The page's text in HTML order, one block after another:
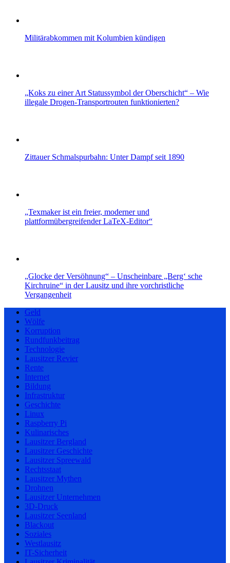
Militärabkommen mit Kolumbien kündigen
„Koks zu einer Art Statussymbol der Oberschicht“ – Wie
illegale Drogen-Transportrouten funktionierten?
Zittauer Schmalspurbahn: Unter Dampf seit 1890
„Texmaker ist ein freier, moderner und
plattformübergreifender LaTeX-Editor“
„Glocke der Versöhnung“ – Unscheinbare „Berg‘ sche
Kirchruine“ in der Lausitz und ihre vorchristliche
Vergangenheit
Geld
Wölfe
Korruption
Rundfunkbeitrag
Technologie
Lausitzer Revier
Rente
Internet
Bildung
Infrastruktur
Geschichte
Linux
Raspberry Pi
Kulinarisches
Lausitzer Bergland
Lausitzer Geschichte
Lausitzer Spreewald
Rechtsstaat
Lausitzer Mythen
Drohnen
Lausitzer Unternehmen
3D-Druck
Lausitzer Seenland
Blackout
Soziales
Westlausitz
IT-Sicherheit